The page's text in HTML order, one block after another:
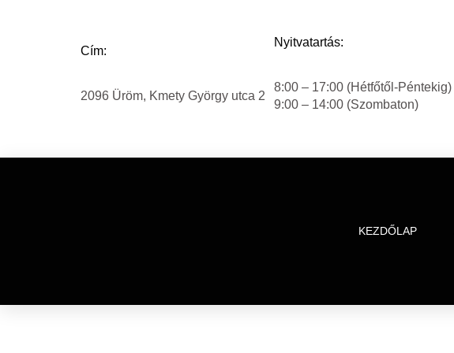
Cím:
2096 Üröm, Kmety György utca 2
Nyitvatartás:
8:00 – 17:00 (Hétfőtől-Péntekig)
9:00 – 14:00 (Szombaton)
KEZDŐLAP